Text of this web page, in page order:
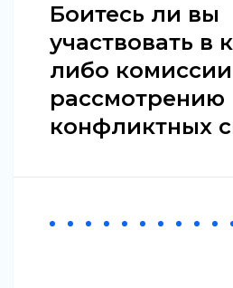
Боитесь ли вы
участвовать в
либо
рассмотрению
конфликтных